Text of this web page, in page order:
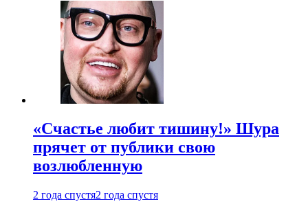
«Счастье любит тишину!» Шура
прячет от публики свою
возлюбленную
2 года спустя2 года спустя